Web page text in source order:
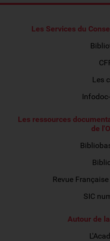
Les Services du
Les
Les ressources
de
Revue
SIC
Autour de